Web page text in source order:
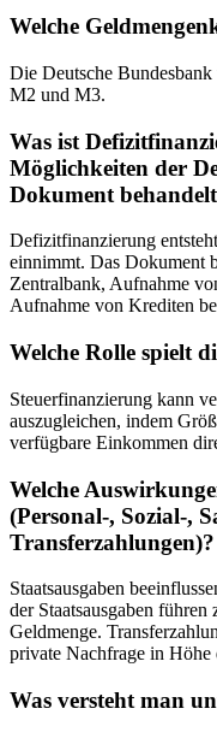
Welche
Die Deutsche
M2 und M3.
Was ist
Möglichkeiten der
Dokument
Defizitfinanzierung
einnimmt. Das Dokument
Zentralbank, Aufnahme
Aufnahme von Krediten
Welche Rolle spielt
Steuerfinanzierung kann
auszugleichen, indem
verfügbare Einkommen
Welche
(Personal-, Sozial-,
Transferzahlungen)?
Staatsausgaben
der Staatsausgaben
Geldmenge.
private Nachfrage in Höhe
Was versteht man